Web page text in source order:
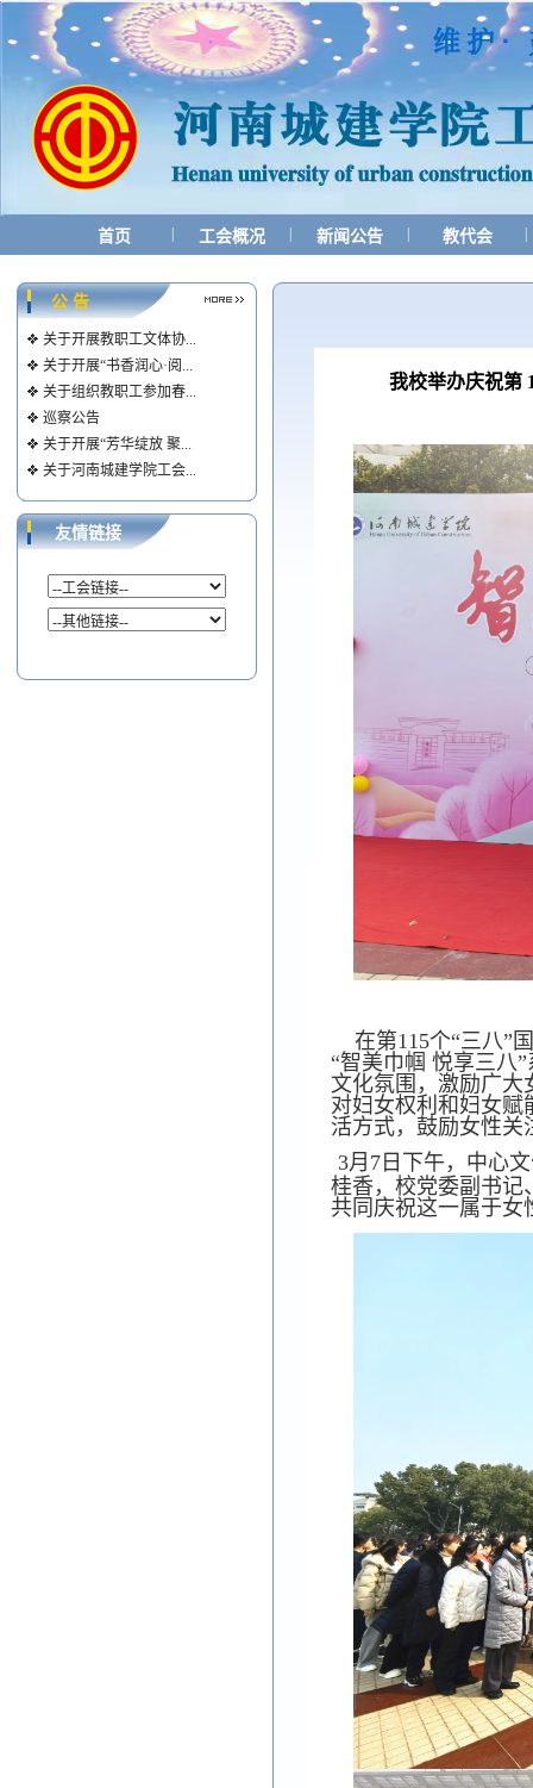
首页 工会概况 新闻公告 教代会
公 告
关于开展教职工文体协...
关于开展“书香润心·阅...
关于组织教职工参加春...
巡察公告
关于开展“芳华绽放 聚...
关于河南城建学院工会...
友情链接
我校举办庆祝第
在第115个“三八”
“智美巾帼 悦享三八
文化氛围，激励广大
对妇女权利和妇女赋
活方式，鼓励女性关
3月7日下午，中心
桂香，校党委副书记
共同庆祝这一属于女